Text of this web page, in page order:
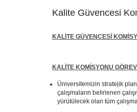
Kalite Güvencesi
KALİTE GÜVENCESİ
KALİTE KOMİSYONU
Üniversitemizin stratejik
çalışmaların belirlenen
yürütülecek olan tüm